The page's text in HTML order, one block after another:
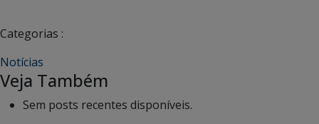
Categorias :
Notícias
Veja Também
Sem posts recentes disponíveis.